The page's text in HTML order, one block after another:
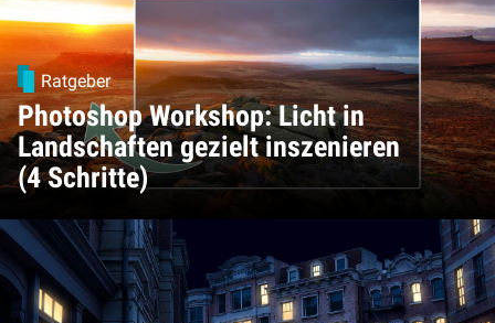
Ratgeber
Photoshop Workshop: Licht in
Landschaften gezielt inszenieren
(4 Schritte)